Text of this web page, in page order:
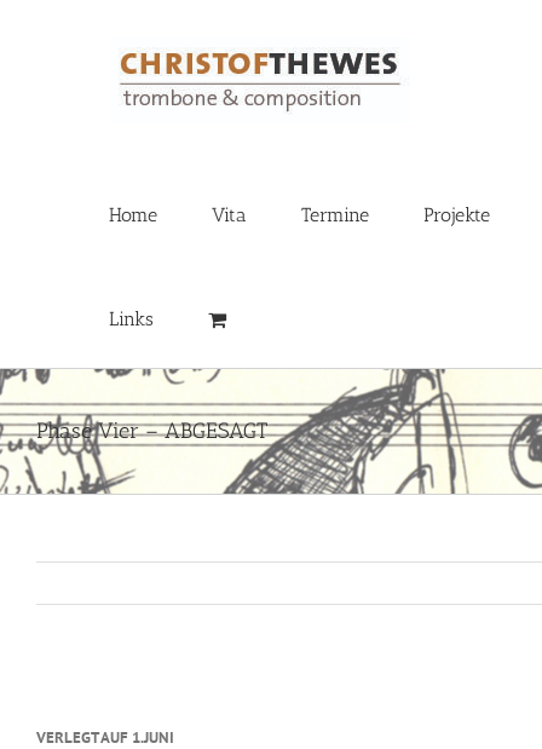
Home Vita Termine Projekte
Links
Phase Vier – ABGESAGT
VERLEGT AUF 1.JUNI